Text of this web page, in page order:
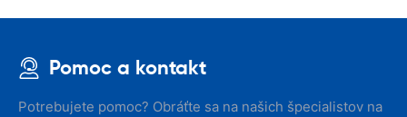
Pomoc a kontakt
Potrebujete pomoc? Obráťte sa na našich špecialistov na